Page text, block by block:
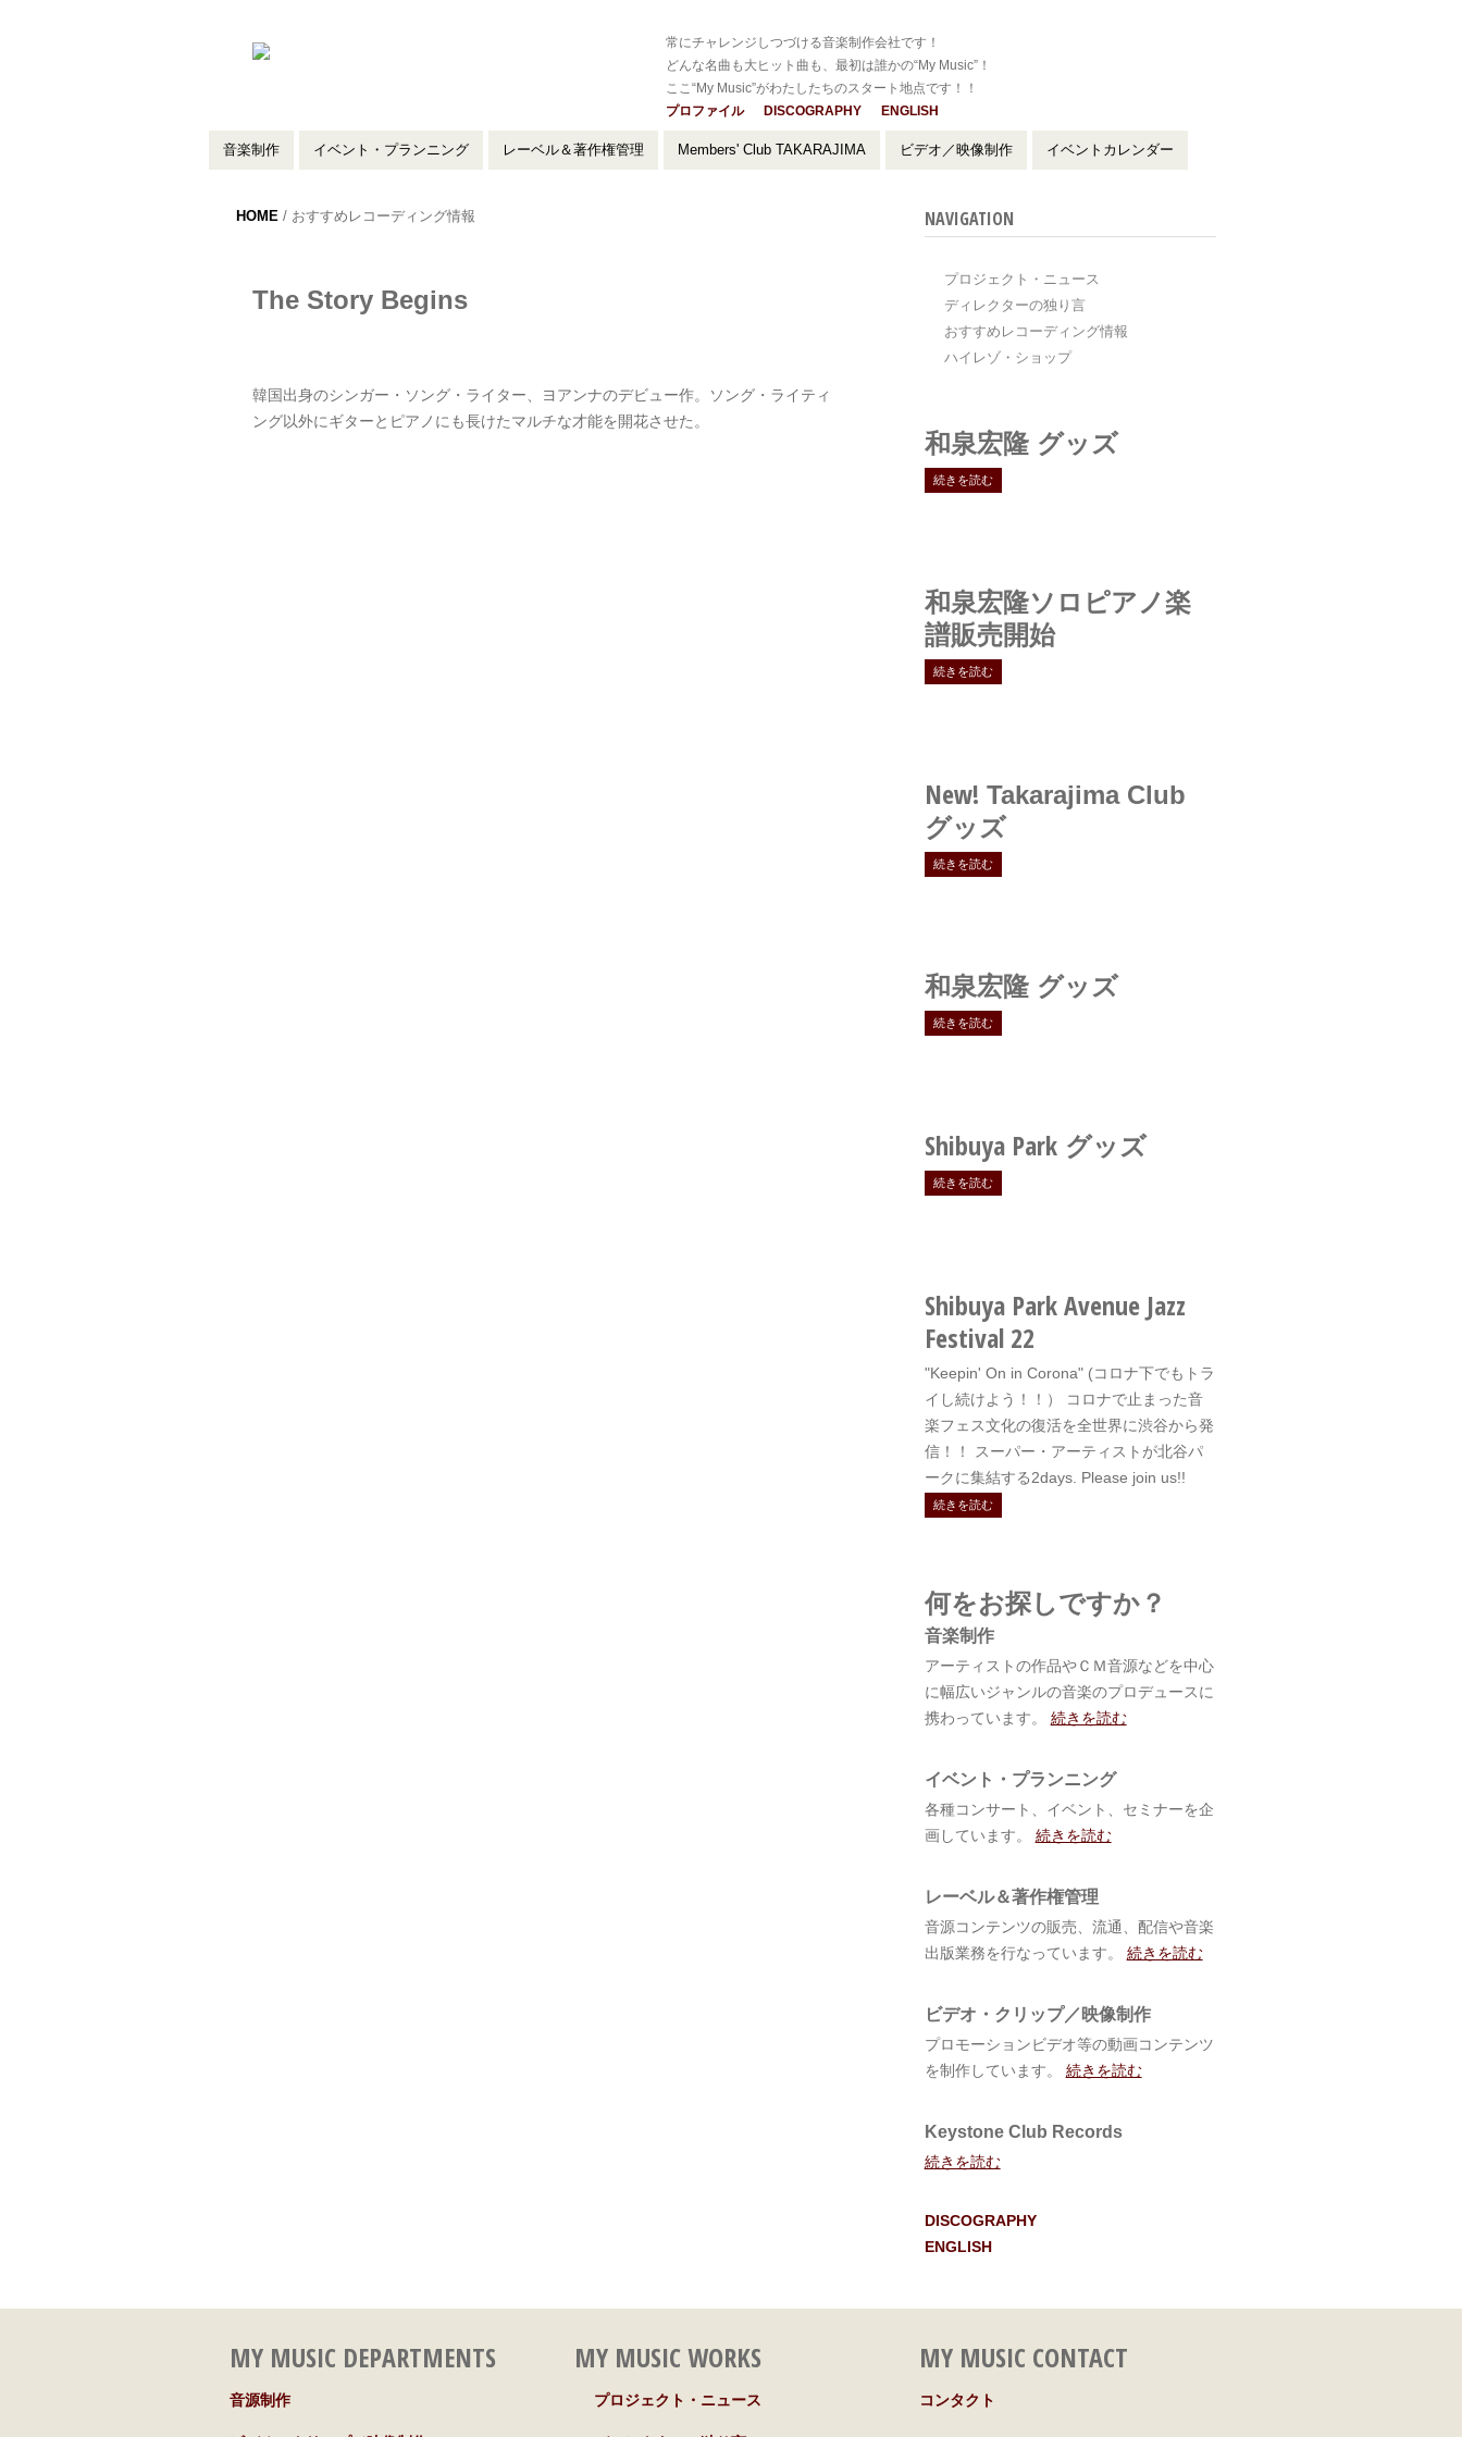
常にチャレンジしつづける音楽制作会社です！
どんな名曲も大ヒット曲も、最初は誰かの“My Music”！
ここ“My Music”がわたしたちのスタート地点です！！
プロファイル
DISCOGRAPHY ENGLISH
音楽制作 イベント・プランニング レーベル＆著作権管理 Members' Club TAKARAJIMA ビデオ／映像制作 イベントカレンダー
HOME/ おすすめレコーディング情報
The Story Begins
韓国出身のシンガー・ソング・ライター、ヨアンナのデビュー作。ソング・ライティ
ング以外にギターとピアノにも長けたマルチな才能を開花させた。
NAVIGATION
プロジェクト・ニュース
ディレクターの独り言
おすすめレコーディング情報
ハイレゾ・ショップ
和泉宏隆 グッズ
続きを読む
和泉宏隆ソロピアノ楽
譜販売開始
続きを読む
New! Takarajima Club
グッズ
続きを読む
和泉宏隆 グッズ
続きを読む
Shibuya Parkグッズ
続きを読む
Shibuya Park Avenue Jazz
Festival 22
"Keepin' On in Corona" (コロナ下でもトラ
イし続けよう！！） コロナで止まった音
楽フェス文化の復活を全世界に渋谷から発
信！！ スーパー・アーティストが北谷パ
ークに集結する2days. Please join us!!
続きを読む
何をお探しですか？
音楽制作
アーティストの作品やＣＭ音源などを中心
に幅広いジャンルの音楽のプロデュースに
携わっています。 続きを読む
イベント・プランニング
各種コンサート、イベント、セミナーを企
画しています。 続きを読む
レーベル＆著作権管理
音源コンテンツの販売、流通、配信や音楽
出版業務を行なっています。 続きを読む
ビデオ・クリップ／映像制作
プロモーションビデオ等の動画コンテンツ
を制作しています。 続きを読む
Keystone Club Records
続きを読む
DISCOGRAPHY
ENGLISH
MY MUSIC DEPARTMENTS
音源制作
MY MUSIC WORKS
プロジェクト・ニュース
MY MUSIC CONTACT
コンタクト